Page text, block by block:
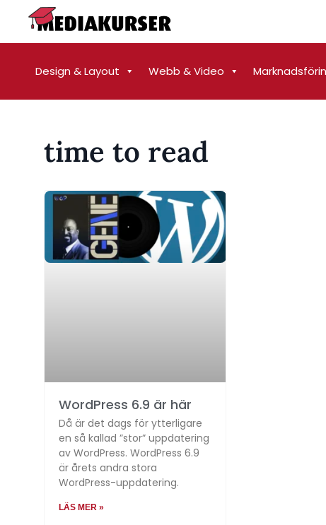
Design & Layout Webb & Video
time to read
WordPress 6.9 är här
Då är det dags för ytterligare
en så kallad ”stor” uppdatering
av WordPress. WordPress 6.9
är årets andra stora
WordPress-uppdatering.
LÄS MER »